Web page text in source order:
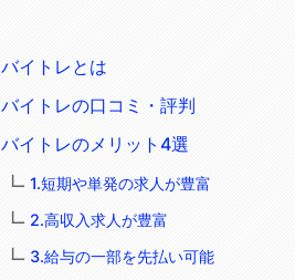
バイトレとは
バイトレの口コミ・評判
バイトレのメリット4選
1.短期や単発の求人が豊富
2.高収入求人が豊富
3.給与の一部を先払い可能